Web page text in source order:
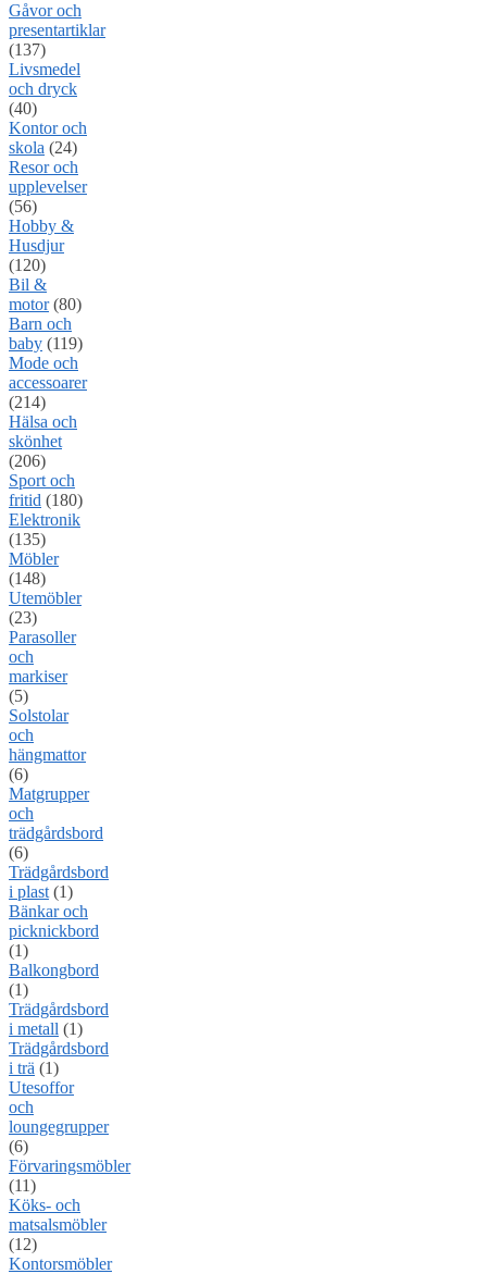
Gåvor och
presentartiklar
(137)
Livsmedel
och dryck
(40)
Kontor och
skola (24)
Resor och
upplevelser
(56)
Hobby &
Husdjur
(120)
Bil &
motor (80)
Barn och
baby (119)
Mode och
accessoarer
(214)
Hälsa och
skönhet
(206)
Sport och
fritid (180)
Elektronik
(135)
Möbler
(148)
Utemöbler
(23)
Parasoller
och
markiser
(5)
Solstolar
och
hängmattor
(6)
Matgrupper
och
trädgårdsbord
(6)
Trädgårdsbord
i plast (1)
Bänkar och
picknickbord
(1)
Balkongbord
(1)
Trädgårdsbord
i metall (1)
Trädgårdsbord
i trä (1)
Utesoffor
och
loungegrupper
(6)
Förvaringsmöbler
(11)
Köks- och
matsalsmöbler
(12)
Kontorsmöbler